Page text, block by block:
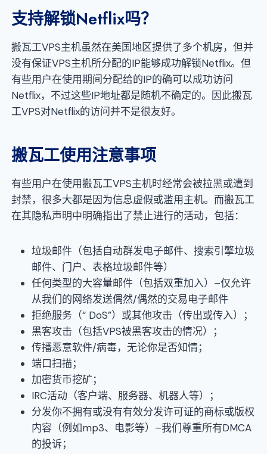
支持解锁Netflix吗？
搬瓦工VPS主机虽然在美国地区提供了多个机房，但并
没有保证VPS主机所分配的IP能够成功解锁Netflix。但
有些用户在使用期间分配给的IP的确可以成功访问
Netflix，不过这些IP地址都是随机不确定的。因此搬瓦
工VPS对Netflix的访问并不是很友好。
搬瓦工使用注意事项
有些用户在使用搬瓦工VPS主机时经常会被拉黑或遭到
封禁，很多大都是因为信息虚假或滥用主机。而搬瓦工
在其隐私声明中明确指出了禁止进行的活动，包括：
垃圾邮件（包括自动群发电子邮件、搜索引擎垃圾
邮件、门户、表格垃圾邮件等）
任何类型的大容量邮件（包括双重加入）–仅允许
从我们的网络发送偶然/偶然的交易电子邮件
拒绝服务（“ DoS”）或其他攻击（传出或传入）；
黑客攻击（包括VPS被黑客攻击的情况）；
传播恶意软件/病毒，无论你是否知情；
端口扫描；
加密货币挖矿；
IRC活动（客户端、服务器、机器人等）；
分发你不拥有或没有有效分发许可证的商标或版权
内容（例如mp3、电影等）–我们尊重所有DMCA
的投诉；